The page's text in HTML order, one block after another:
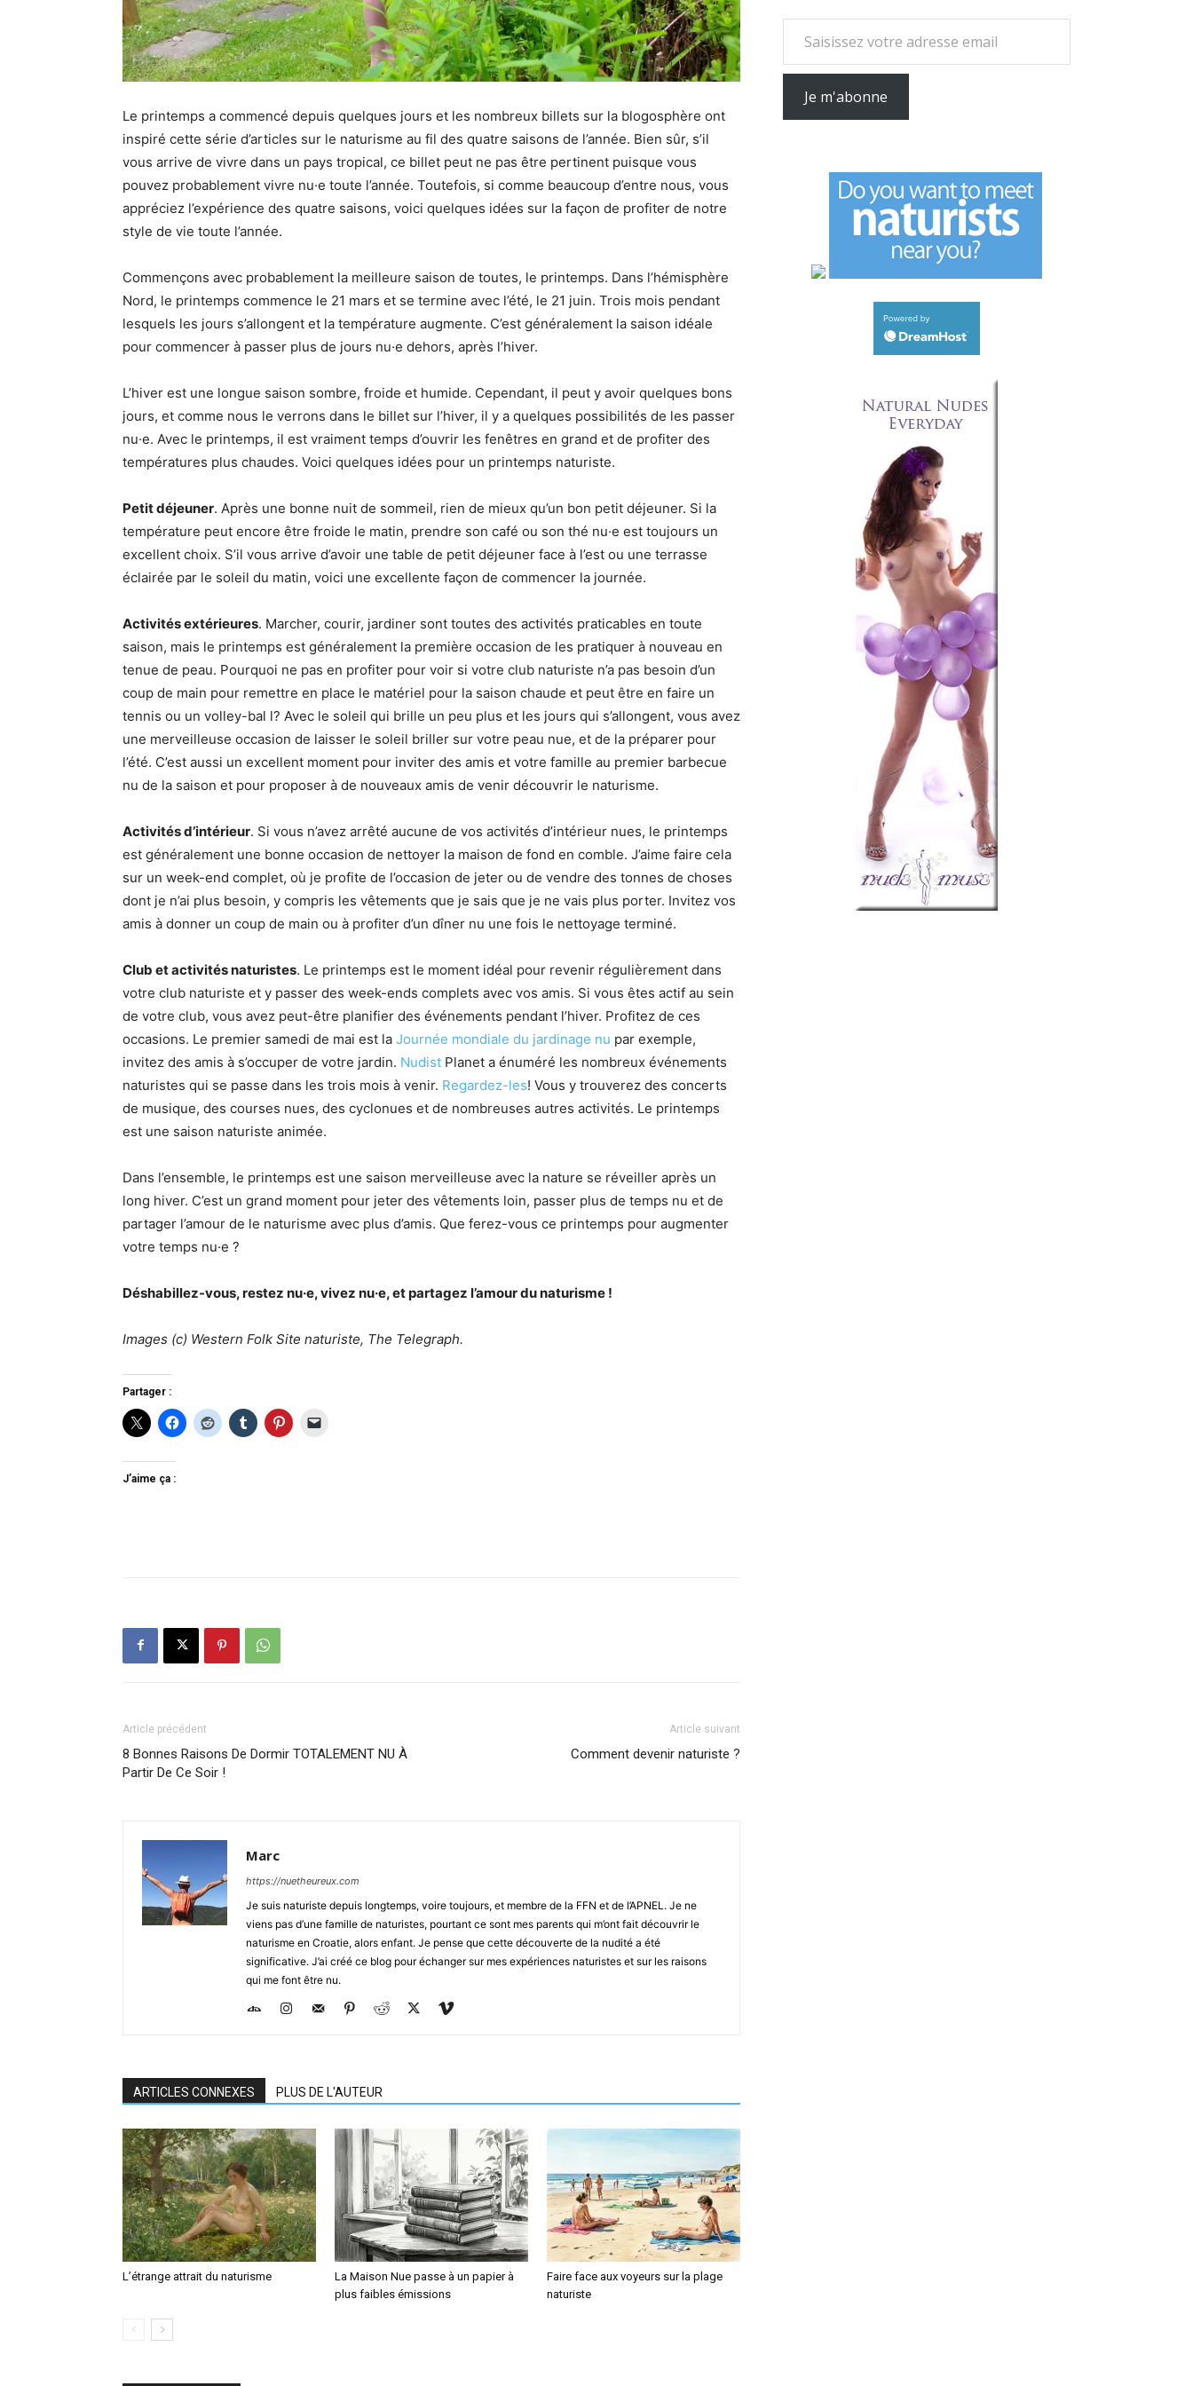
Le printemps a commencé depuis quelques jours et les nombreux billets sur la blogosphère ont
inspiré cette série d’articles sur le naturisme au fil des quatre saisons de l’année. Bien sûr, s’il
vous arrive de vivre dans un pays tropical, ce billet peut ne pas être pertinent puisque vous
pouvez probablement vivre nu·e toute l’année. Toutefois, si comme beaucoup d’entre nous, vous
appréciez l’expérience des quatre saisons, voici quelques idées sur la façon de profiter de notre
style de vie toute l’année.
Commençons avec probablement la meilleure saison de toutes, le printemps. Dans l’hémisphère
Nord, le printemps commence le 21 mars et se termine avec l’été, le 21 juin. Trois mois pendant
lesquels les jours s’allongent et la température augmente. C’est généralement la saison idéale
pour commencer à passer plus de jours nu·e dehors, après l’hiver.
L’hiver est une longue saison sombre, froide et humide. Cependant, il peut y avoir quelques bons
jours, et comme nous le verrons dans le billet sur l’hiver, il y a quelques possibilités de les passer
nu·e. Avec le printemps, il est vraiment temps d’ouvrir les fenêtres en grand et de profiter des
températures plus chaudes. Voici quelques idées pour un printemps naturiste.
Petit déjeuner. Après une bonne nuit de sommeil, rien de mieux qu’un bon petit déjeuner. Si la
température peut encore être froide le matin, prendre son café ou son thé nu·e est toujours un
excellent choix. S’il vous arrive d’avoir une table de petit déjeuner face à l’est ou une terrasse
éclairée par le soleil du matin, voici une excellente façon de commencer la journée.
Activités extérieures. Marcher, courir, jardiner sont toutes des activités praticables en toute
saison, mais le printemps est généralement la première occasion de les pratiquer à nouveau en
tenue de peau. Pourquoi ne pas en profiter pour voir si votre club naturiste n’a pas besoin d’un
coup de main pour remettre en place le matériel pour la saison chaude et peut être en faire un
tennis ou un volley-bal l? Avec le soleil qui brille un peu plus et les jours qui s’allongent, vous avez
une merveilleuse occasion de laisser le soleil briller sur votre peau nue, et de la préparer pour
l’été. C’est aussi un excellent moment pour inviter des amis et votre famille au premier barbecue
nu de la saison et pour proposer à de nouveaux amis de venir découvrir le naturisme.
Activités d’intérieur. Si vous n’avez arrêté aucune de vos activités d’intérieur nues, le printemps
est généralement une bonne occasion de nettoyer la maison de fond en comble. J’aime faire cela
sur un week-end complet, où je profite de l’occasion de jeter ou de vendre des tonnes de choses
dont je n’ai plus besoin, y compris les vêtements que je sais que je ne vais plus porter. Invitez vos
amis à donner un coup de main ou à profiter d’un dîner nu une fois le nettoyage terminé.
Club et activités naturistes. Le printemps est le moment idéal pour revenir régulièrement dans
votre club naturiste et y passer des week-ends complets avec vos amis. Si vous êtes actif au sein
de votre club, vous avez peut-être planifier des événements pendant l’hiver. Profitez de ces
occasions. Le premier samedi de mai est la Journée mondiale du jardinage nu par exemple,
invitez des amis à s’occuper de votre jardin. Nudist Planet a énuméré les nombreux événements
naturistes qui se passe dans les trois mois à venir. Regardez-les! Vous y trouverez des concerts
de musique, des courses nues, des cyclonues et de nombreuses autres activités. Le printemps
est une saison naturiste animée.
Dans l’ensemble, le printemps est une saison merveilleuse avec la nature se réveiller après un
long hiver. C’est un grand moment pour jeter des vêtements loin, passer plus de temps nu et de
partager l’amour de le naturisme avec plus d’amis. Que ferez-vous ce printemps pour augmenter
votre temps nu·e ?
Déshabillez-vous, restez nu·e, vivez nu·e, et partagez l’amour du naturisme !
Images (c) Western Folk Site naturiste, The Telegraph.
Partager :
J’aime ça :
Article précédent
8 Bonnes Raisons De Dormir TOTALEMENT NU À
Partir De Ce Soir !
Article suivant
Comment devenir naturiste ?
Marc
https://nuetheureux.com
Je suis naturiste depuis longtemps, voire toujours, et membre de la FFN et de l’APNEL. Je ne
viens pas d’une famille de naturistes, pourtant ce sont mes parents qui m’ont fait découvrir le
naturisme en Croatie, alors enfant. Je pense que cette découverte de la nudité a été
significative. J’ai créé ce blog pour échanger sur mes expériences naturistes et sur les raisons
qui me font être nu.
ARTICLES CONNEXES PLUS DE L'AUTEUR
L’étrange attrait du naturisme
La Maison Nue passe à un papier à
plus faibles émissions
Faire face aux voyeurs sur la plage
naturiste
Saisissez votre adresse email
Je m'abonne